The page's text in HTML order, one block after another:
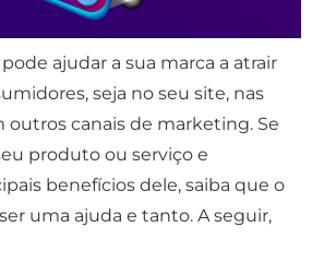
ajudar a sua marca a atrair
seja no seu site, nas
outros canais de marketing. Se
produto ou serviço e
benefícios dele, saiba que o
uma ajuda e tanto. A seguir,